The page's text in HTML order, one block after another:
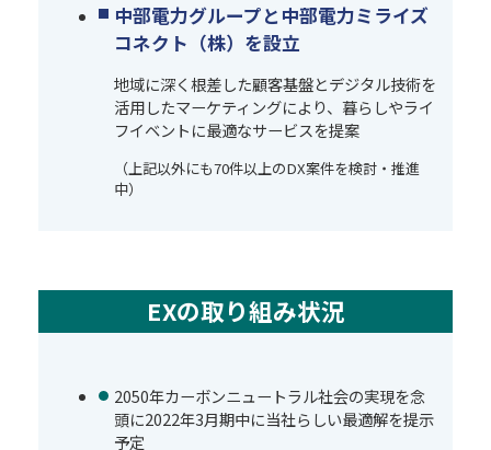
中部電力グループと中部電力ミライズ
コネクト（株）を設立
地域に深く根差した顧客基盤とデジタル技術を
活用したマーケティングにより、暮らしやライ
フイベントに最適なサービスを提案
（上記以外にも70件以上のDX案件を検討・推進
中）
EXの取り組み状況
2050年カーボンニュートラル社会の実現を念
頭に2022年3月期中に当社らしい最適解を提示
予定